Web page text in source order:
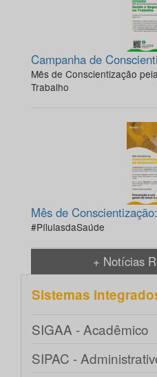
Campanha de
Mês de Conscientização
Trabalho
Mês de
#PílulasdaSaúde
+ Notícias
Sistemas
SIGAA - Acadêmico
SIPAC -